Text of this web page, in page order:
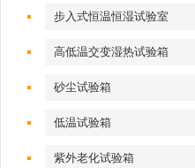
步入式恒温恒湿试验室
高低温交变湿热试验箱
砂尘试验箱
低温试验箱
紫外老化试验箱